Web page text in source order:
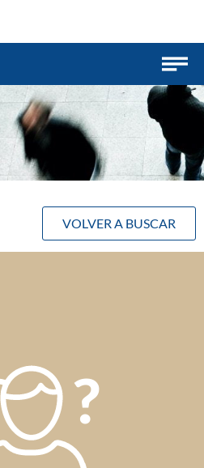
VOLVER A BUSCAR